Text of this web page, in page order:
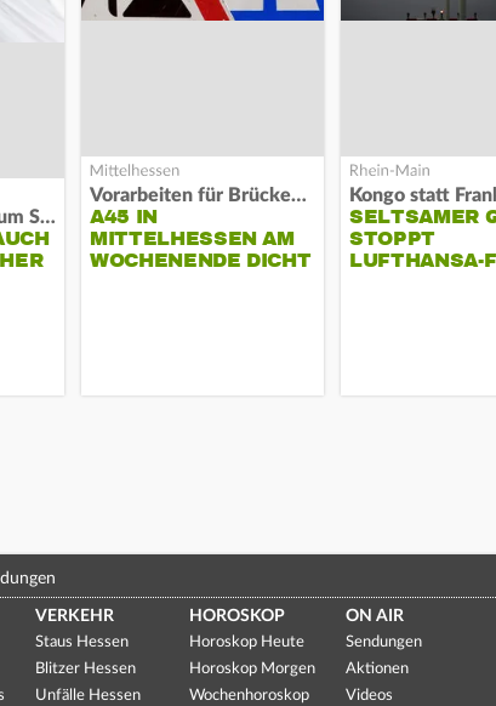
Kommunen rufen zum Sparen auf
Vorarbeiten für Brücken-Neubau
A45 IN
MITTELHESSEN AM
WOCHENENDE DICHT
Kongo statt
SELTSAMER
STOPPT
LUFTHANSA-
VERKEHR
Staus Hessen
Blitzer Hessen
Unfälle Hessen
HOROSKOP
Horoskop Heute
Horoskop Morgen
Wochenhoroskop
ON AIR
Sendungen
Aktionen
Videos